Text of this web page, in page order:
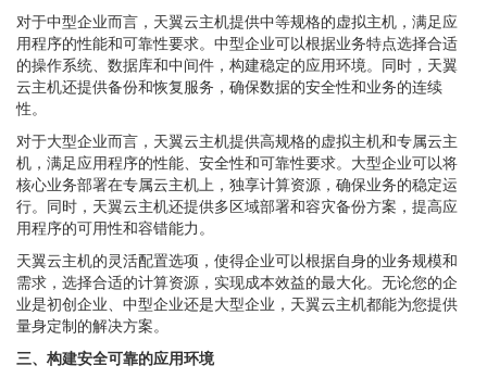
对于中型企业而言，天翼云主机提供中等规格的虚拟主机，满足应
用程序的性能和可靠性要求。中型企业可以根据业务特点选择合适
的操作系统、数据库和中间件，构建稳定的应用环境。同时，天翼
云主机还提供备份和恢复服务，确保数据的安全性和业务的连续
性。
对于大型企业而言，天翼云主机提供高规格的虚拟主机和专属云主
机，满足应用程序的性能、安全性和可靠性要求。大型企业可以将
核心业务部署在专属云主机上，独享计算资源，确保业务的稳定运
行。同时，天翼云主机还提供多区域部署和容灾备份方案，提高应
用程序的可用性和容错能力。
天翼云主机的灵活配置选项，使得企业可以根据自身的业务规模和
需求，选择合适的计算资源，实现成本效益的最大化。无论您的企
业是初创企业、中型企业还是大型企业，天翼云主机都能为您提供
量身定制的解决方案。
三、构建安全可靠的应用环境